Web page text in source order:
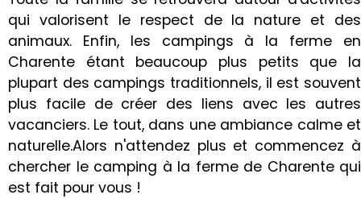
qui valorisent le respect de la nature et des
animaux. Enfin, les campings à la ferme en
Charente étant beaucoup plus petits que la
plupart des campings traditionnels, il est souvent
plus facile de créer des liens avec les autres
vacanciers. Le tout, dans une ambiance calme et
naturelle.Alors n'attendez plus et commencez à
chercher le camping à la ferme de Charente qui
est fait pour vous !